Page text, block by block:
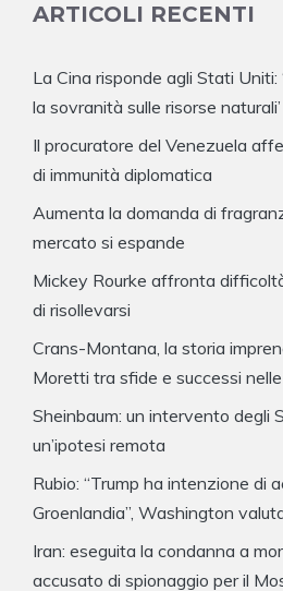
ARTICOLI RECENTI
La Cina risponde agli Stati Uniti:
la sovranità sulle risorse naturali’
Il procuratore del Venezuela
di immunità diplomatica
Aumenta la domanda di
mercato si espande
Mickey Rourke affronta
di risollevarsi
Crans-Montana, la storia
Moretti tra sfide e successi
Sheinbaum: un intervento degli
un’ipotesi remota
Rubio: “Trump ha intenzione di
Groenlandia”, Washington
Iran: eseguita la condanna a
accusato di spionaggio per il